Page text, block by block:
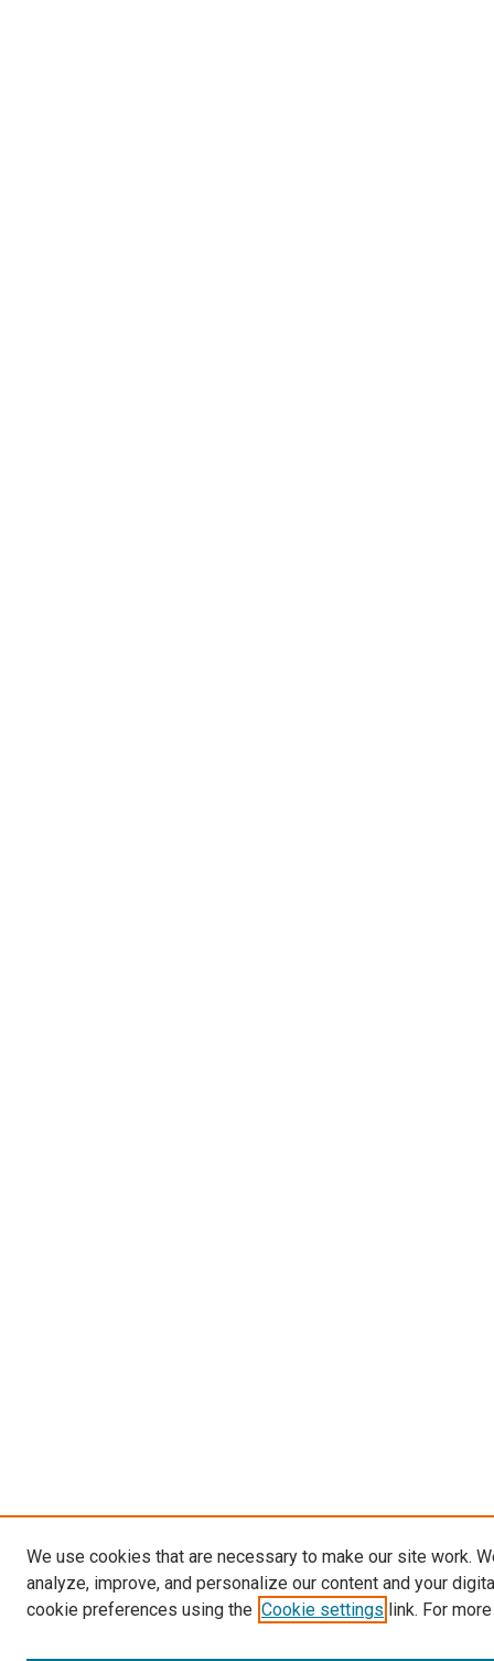
We use cookies that are necessary to make our site work.
analyze, improve, and personalize our content and your
cookie preferences using the Cookie settings link. For